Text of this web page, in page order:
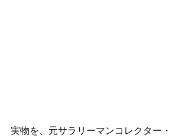
実物を、元サラリーマンコレクター・